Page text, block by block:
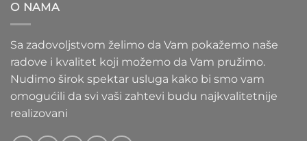
O NAMA
Sa zadovoljstvom želimo da Vam pokažemo naše
radove i kvalitet koji možemo da Vam pružimo.
Nudimo širok spektar usluga kako bi smo vam
omogućili da svi vaši zahtevi budu najkvalitetnije
realizovani